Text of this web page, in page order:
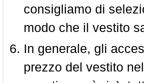
consigliamo di
modo che il vestito
In generale, gli
prezzo del vestito